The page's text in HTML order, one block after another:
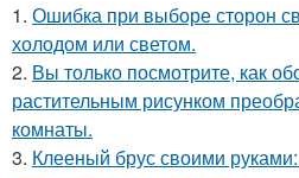
1. Ошибка при выборе сторон
холодом или светом.
2. Вы только посмотрите, как
растительным рисунком
комнаты.
3. Клееный брус своими